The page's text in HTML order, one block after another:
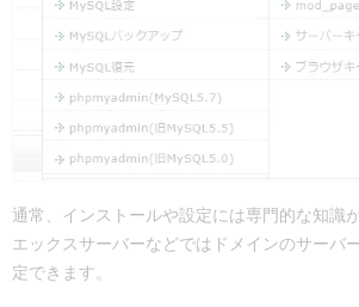
通常、インストールや設定には専門的な知識
エックスサーバーなどではドメインのサーバ
定できます。